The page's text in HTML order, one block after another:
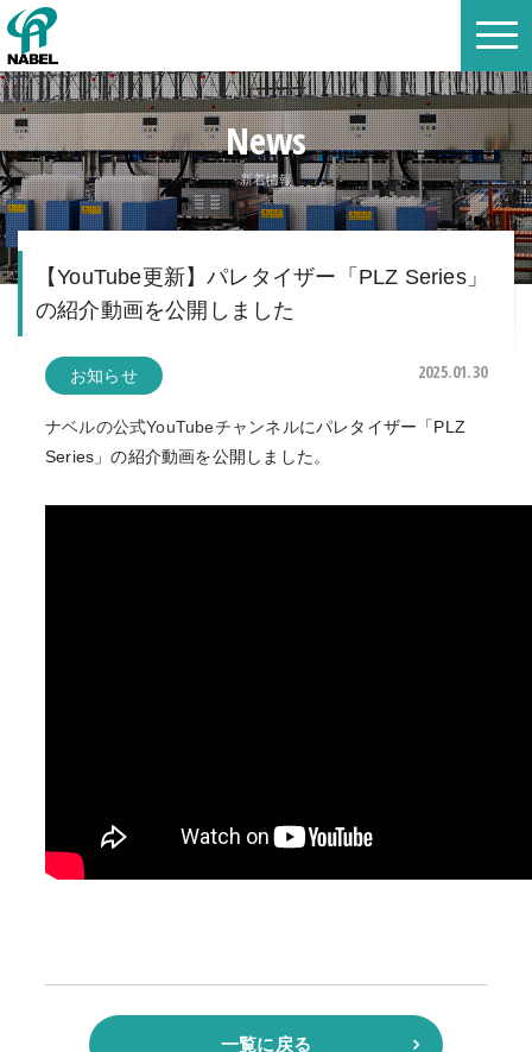
News
新着情報
【YouTube更新】パレタイザー「PLZ Series」
の紹介動画を公開しました
お知らせ 2025.01.30
ナベルの公式YouTubeチャンネルにパレタイザー「PLZ
Series」の紹介動画を公開しました。
一覧に戻る